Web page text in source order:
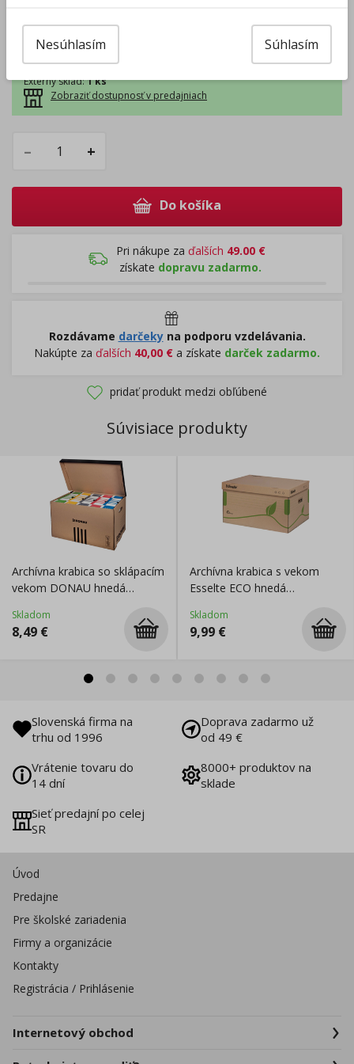
12.08 - osobný odber Prievidza (
13.08 - Packeta box a odberné miesta (
13.08 - osobný odber v predajni (
Centrálny sklad:0 ks
Externý sklad:1 ks
Zobraziť dostupnosť v predajniach
– +
Do košíka
Pri nákupe za ďalších 49.00€
získate dopravu zadarmo.
Rozdávame darčeky na podporu vzdelávania.
Nakúpte za ďalších 40,00 € a získate darček zadarmo.
pridať produkt medzi obľúbené
Súvisiace produkty
Archívna krabica so sklápacím
vekom DONAU hnedá
Skladom
8,49 €
Archívna krabica s vekom
Esselte ECO hnedá
Skladom
9,99 €
Slovenská firma na
trhu od 1996
Doprava zadarmo už
od 49 €
Vrátenie tovaru do
14 dní
8000+ produktov na
sklade
Sieť predajní po celej
SR
Úvod
Predajne
Pre školské zariadenia
Firmy a organizácie
Kontakty
Registrácia / Prihlásenie
Internetový obchod
Súhlasím
Nesúhlasím